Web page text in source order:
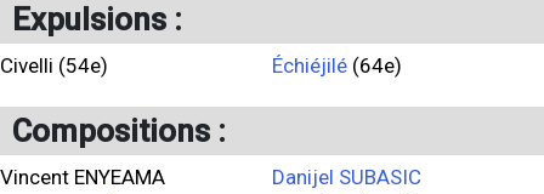
Expulsions :
Civelli (54e) Échiéjilé (64e)
Compositions :
Vincent ENYEAMA
Danijel SUBASIC